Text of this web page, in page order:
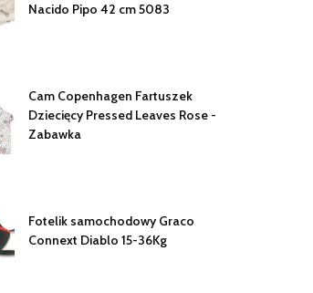
Nacido Pipo 42 cm 5083
Cam Copenhagen Fartuszek
Dziecięcy Pressed Leaves Rose -
Zabawka
Fotelik samochodowy Graco
Connext Diablo 15-36Kg